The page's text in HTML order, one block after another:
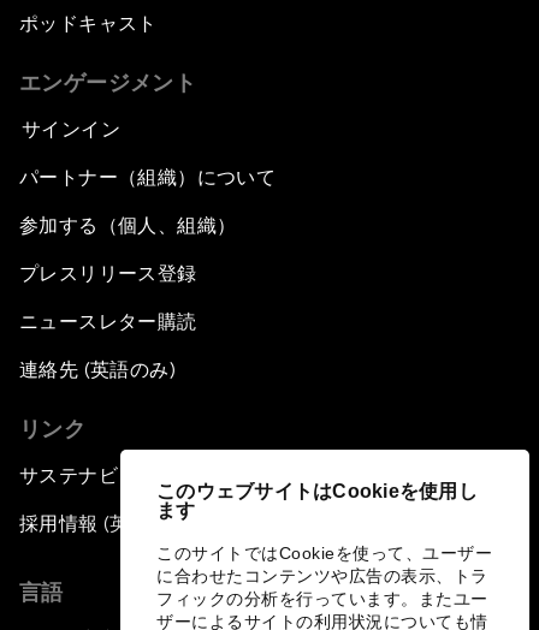
このウェブサイトはCookieを使用し
ます
このサイトではCookieを使って、ユーザー
に合わせたコンテンツや広告の表示、トラ
フィックの分析を行っています。またユー
ザーによるサイトの利用状況についても情
ポッドキャスト
エンゲージメント
サインイン
パートナー（組織）について
参加する（個人、組織）
プレスリリース登録
ニュースレター購読
連絡先 (英語のみ)
リンク
サステナビリティへの取り組み
採用情報 (英語のみ)
言語